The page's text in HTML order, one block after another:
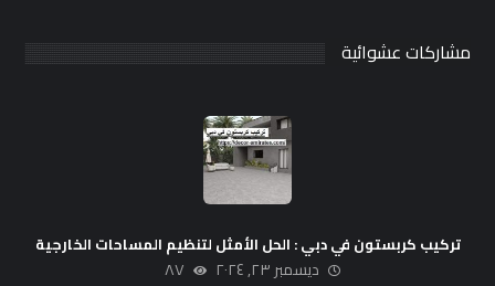
مشاركات عشوائية
تركيب كربستون في دبي : الحل الأمثل لتنظيم المساحات الخارجية
ديسمبر ٢٣, ٢٠٢٤ ٨٧